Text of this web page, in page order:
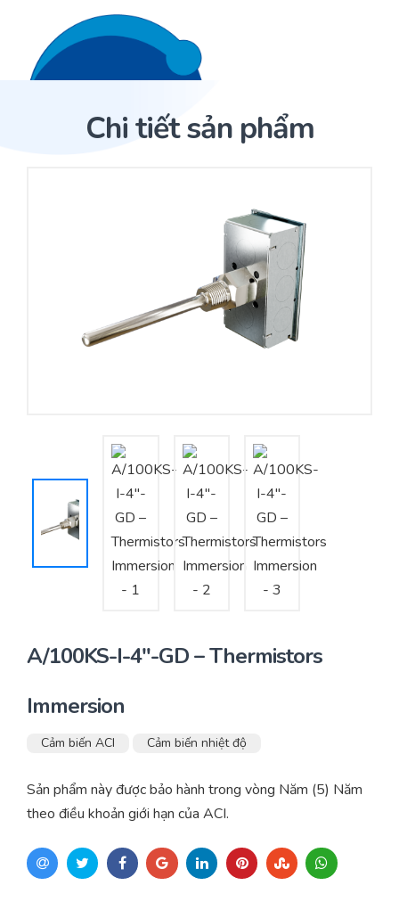
Trang Chủ
Nhà phân phối cảm biến
Nhà sản xuất thiết bị điều khiển
Tư vấn – Thiết kế – Cung cấp thiết bị HVAC
Tư vấn thiết kế, thi công tủ điều khiển
Thi công – Lắp đặt hệ thống HVAC
Chi tiết sản phẩm
A/100KS-I-4″-GD – Thermistors
Immersion
Cảm biến ACI Cảm biến nhiệt độ
Sản phẩm này được bảo hành trong vòng Năm (5) Năm
theo điều khoản giới hạn của ACI.